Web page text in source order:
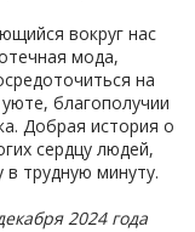
вокруг нас
мода,
на
благополучии
Добрая история о
сердцу людей,
трудную минуту.
2024 года